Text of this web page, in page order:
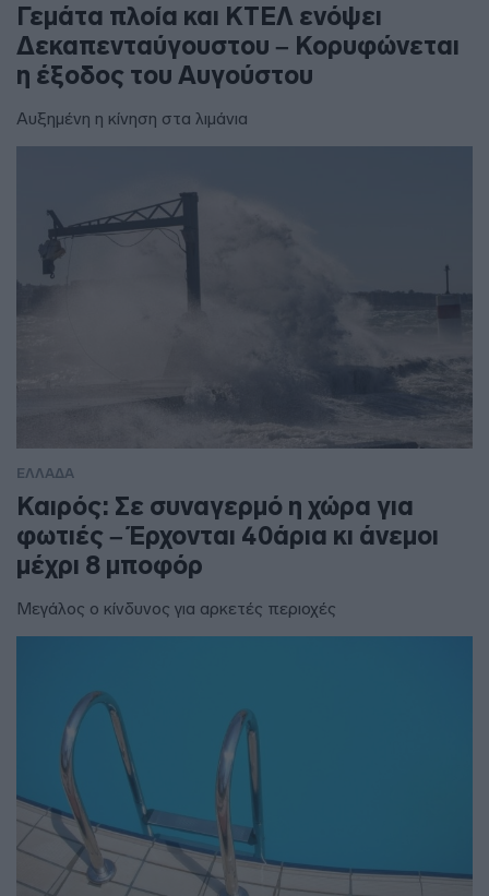
Γεμάτα πλοία και ΚΤΕΛ ενόψει
Δεκαπενταύγουστου – Κορυφώνεται
η έξοδος του Αυγούστου
Αυξημένη η κίνηση στα λιμάνια
ΕΛΛΑΔΑ
Καιρός: Σε συναγερμό η χώρα για
φωτιές – Έρχονται 40άρια κι άνεμοι
μέχρι 8 μποφόρ
Μεγάλος ο κίνδυνος για αρκετές περιοχές